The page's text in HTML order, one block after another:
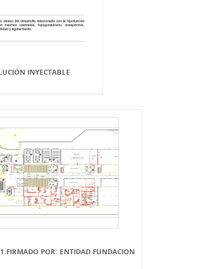
INYECTABLE
POR: ENTIDAD FUNDACION